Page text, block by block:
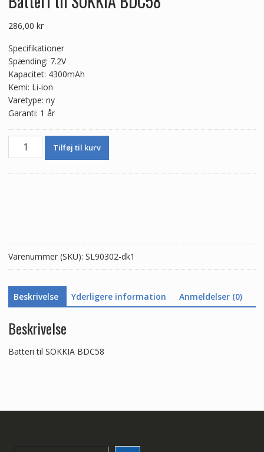
286,00 kr
Specifikationer
Spænding: 7.2V
Kapacitet: 4300mAh
Kemi: Li-ion
Varetype: ny
Garanti: 1 år
Batteri
Tilføj til kurv
Varenummer (SKU): SL90302-dk1
Beskrivelse Yderligere information Anmeldelser (0)
Beskrivelse
Batteri til SOKKIA BDC58